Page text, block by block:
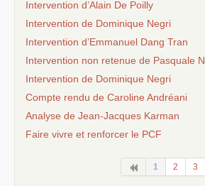
Intervention d’Alain De Poilly
Intervention de Dominique Negri
Intervention d’Emmanuel Dang Tran
Intervention non retenue de Pasquale N.
Intervention de Dominique Negri
Compte rendu de Caroline Andréani
Analyse de Jean-Jacques Karman
Faire vivre et renforcer le PCF
1 2 3